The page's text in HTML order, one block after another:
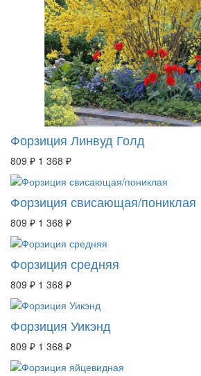
Форзиция Линвуд Голд
809 ₽ 1 368 ₽
Форзиция свисающая/пониклая
809 ₽ 1 368 ₽
Форзиция средняя
809 ₽ 1 368 ₽
Форзиция Уикэнд
809 ₽ 1 368 ₽